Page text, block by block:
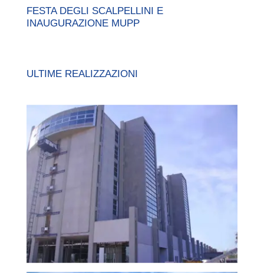
FESTA DEGLI SCALPELLINI E
INAUGURAZIONE MUPP
ULTIME REALIZZAZIONI